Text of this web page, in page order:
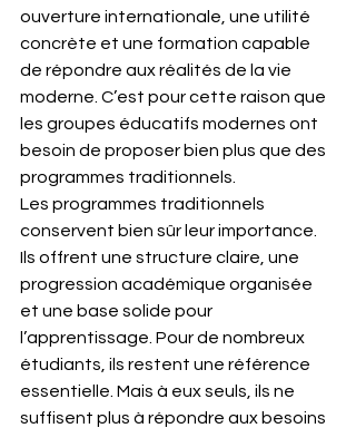
ouverture internationale, une utilité
concrète et une formation capable
de répondre aux réalités de la vie
moderne. C’est pour cette raison que
les groupes éducatifs modernes ont
besoin de proposer bien plus que des
programmes traditionnels.
Les programmes traditionnels
conservent bien sûr leur importance.
Ils offrent une structure claire, une
progression académique organisée
et une base solide pour
l’apprentissage. Pour de nombreux
étudiants, ils restent une référence
essentielle. Mais à eux seuls, ils ne
suffisent plus à répondre aux besoins